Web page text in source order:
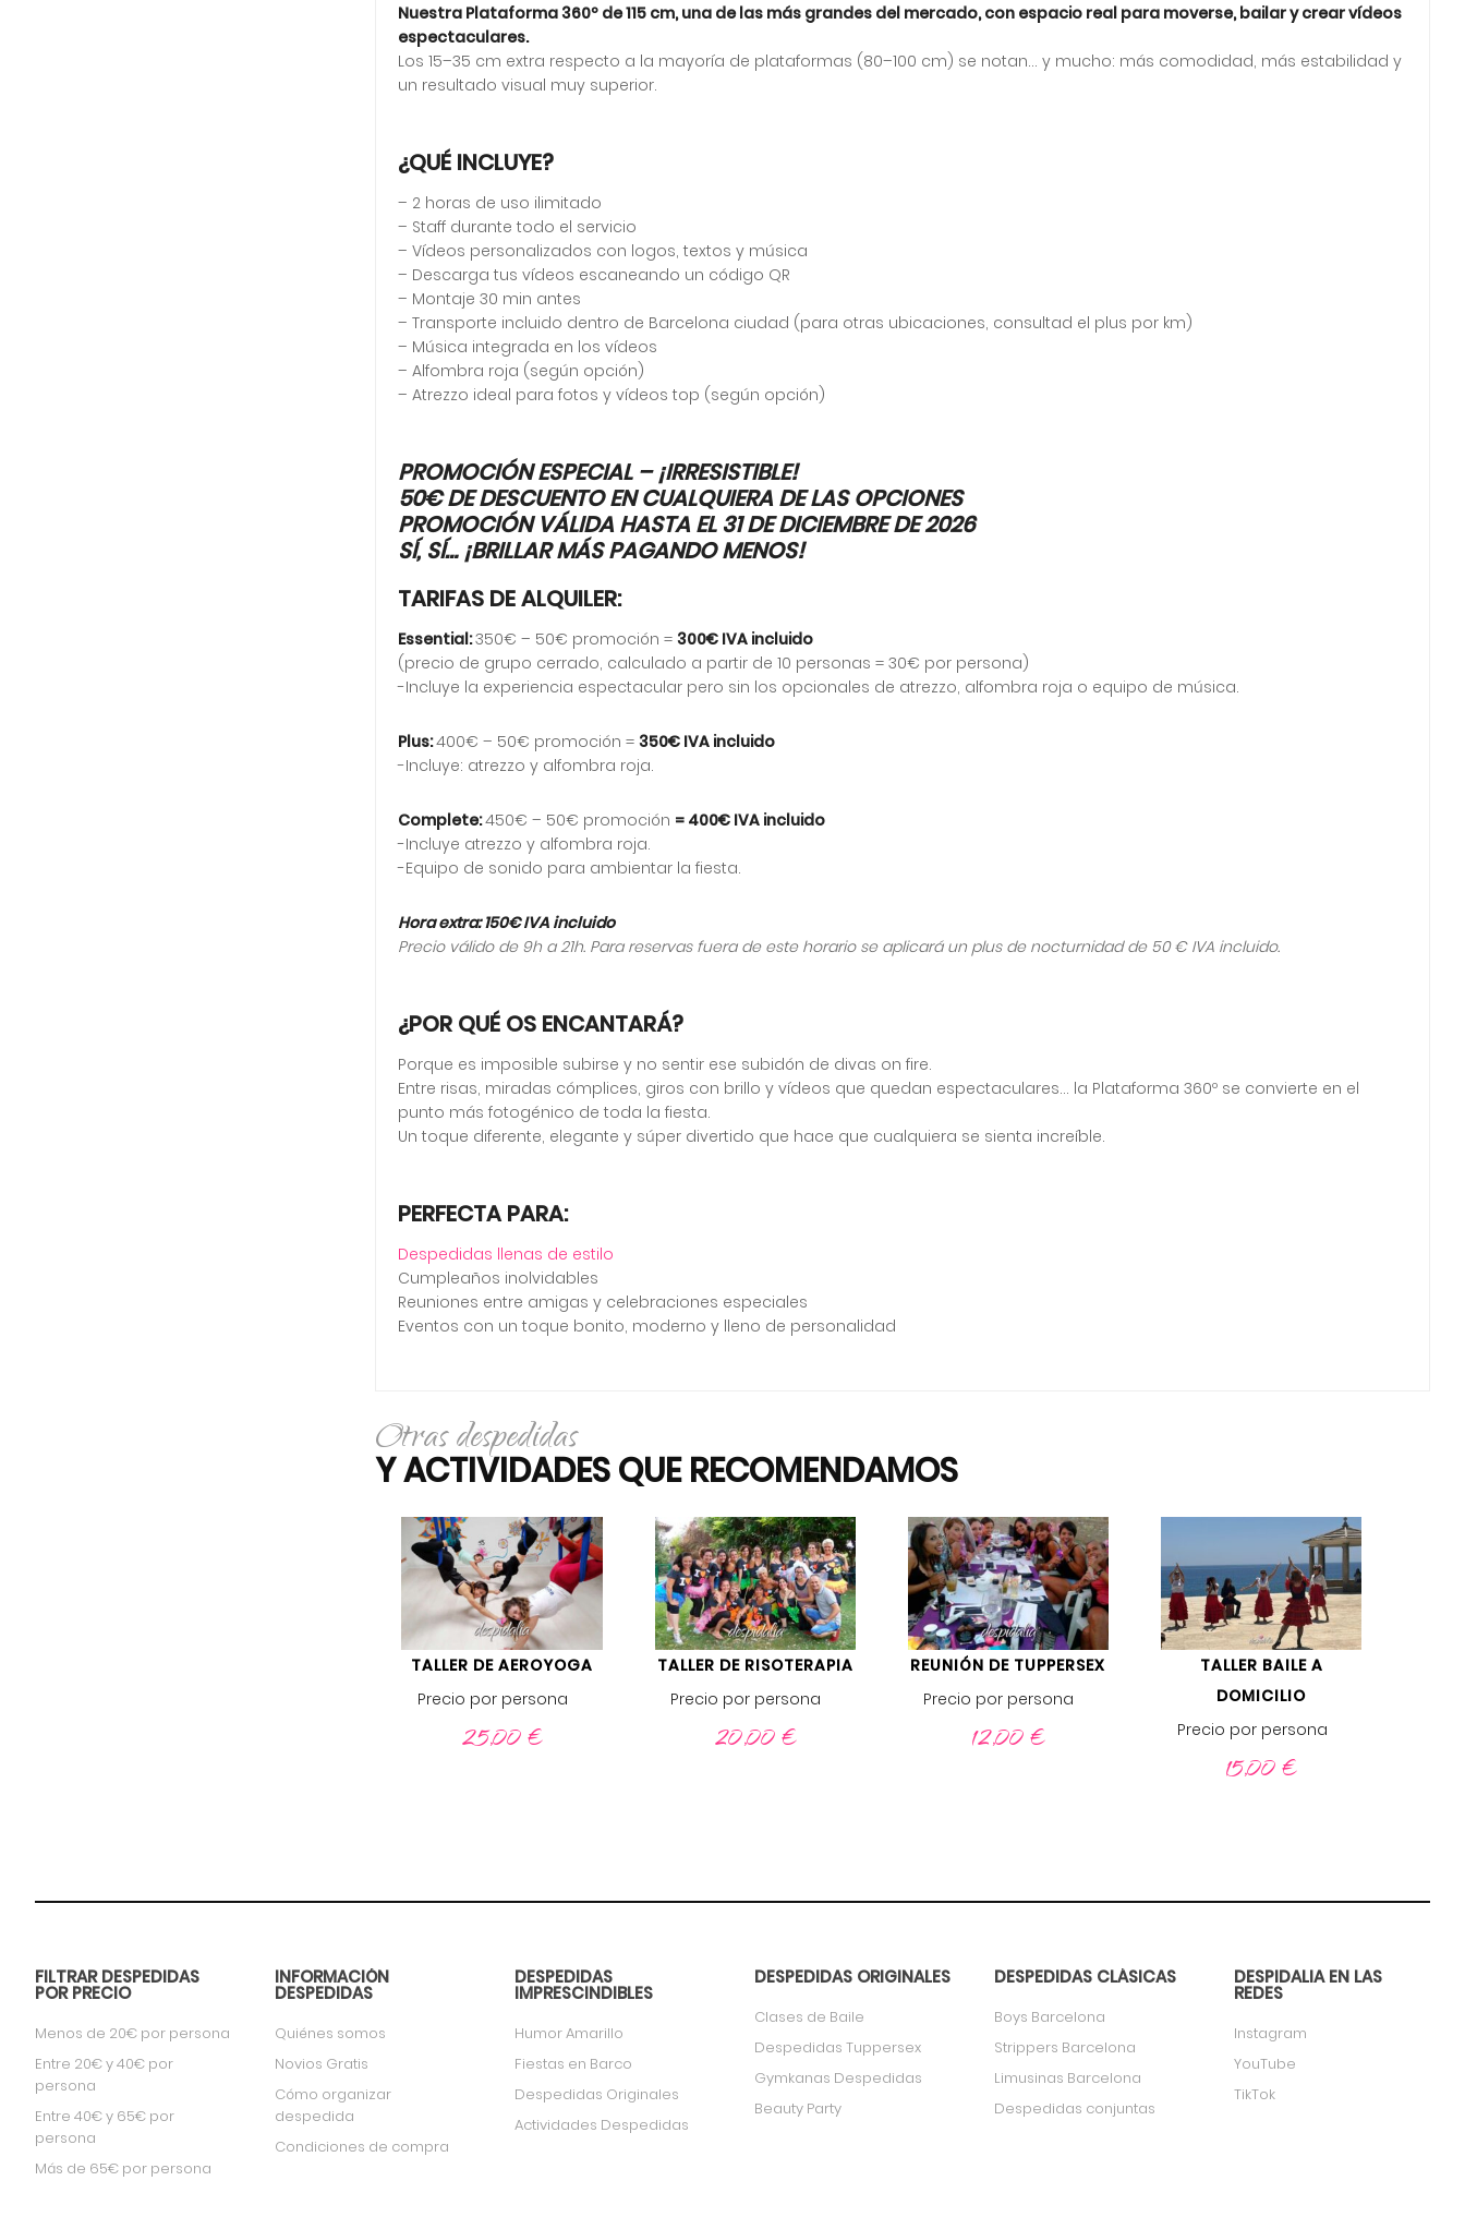
Nuestra Plataforma 360º de 115 cm, una de las más grandes del mercado, con espacio real para moverse, bailar y crear vídeos
espectaculares.
Los 15–35 cm extra respecto a la mayoría de plataformas (80–100 cm) se notan… y mucho: más comodidad, más estabilidad y
un resultado visual muy superior.
¿QUÉ INCLUYE?
– 2 horas de uso ilimitado
– Staff durante todo el servicio
– Vídeos personalizados con logos, textos y música
– Descarga tus vídeos escaneando un código QR
– Montaje 30 min antes
– Transporte incluido dentro de Barcelona ciudad (para otras ubicaciones, consultad el plus por km)
– Música integrada en los vídeos
– Alfombra roja (según opción)
– Atrezzo ideal para fotos y vídeos top (según opción)
PROMOCIÓN ESPECIAL – ¡IRRESISTIBLE!
50€ DE DESCUENTO EN CUALQUIERA DE LAS OPCIONES
PROMOCIÓN VÁLIDA HASTA EL 31 DE DICIEMBRE DE 2026
SÍ, SÍ… ¡BRILLAR MÁS PAGANDO MENOS!
TARIFAS DE ALQUILER:
Essential:350€ – 50€ promoción =300€ IVA incluido
(precio de grupo cerrado, calculado a partir de 10 personas = 30€ por persona)
-Incluye la experiencia espectacular pero sin los opcionales de atrezzo, alfombra roja o equipo de música.
Plus:400€ – 50€ promoción =350€ IVA incluido
-Incluye: atrezzo y alfombra roja.
Complete:450€ – 50€ promoción = 400€ IVA incluido
-Incluye atrezzo y alfombra roja.
-Equipo de sonido para ambientar la fiesta.
Hora extra: 150€ IVA incluido
Precio válido de 9h a 21h. Para reservas fuera de este horario se aplicará un plus de nocturnidad de 50 € IVA incluido.
¿POR QUÉ OS ENCANTARÁ?
Porque es imposible subirse y no sentir ese subidón de divas on fire.
Entre risas, miradas cómplices, giros con brillo y vídeos que quedan espectaculares… la Plataforma 360º se convierte en el
punto más fotogénico de toda la fiesta.
Un toque diferente, elegante y súper divertido que hace que cualquiera se sienta increíble.
PERFECTA PARA:
Despedidas llenas de estilo
Cumpleaños inolvidables
Reuniones entre amigas y celebraciones especiales
Eventos con un toque bonito, moderno y lleno de personalidad
Otras despedidas
Y ACTIVIDADES QUE RECOMENDAMOS
TALLER DE AEROYOGA
Precio por persona
25,00€
TALLER DE RISOTERAPIA
Precio por persona
20,00€
REUNIÓN DE TUPPERSEX
Precio por persona
12,00€
TALLER BAILE A
DOMICILIO
Precio por persona
15,00€
FILTRAR DESPEDIDAS
POR PRECIO
Menos de 20€ por persona
Entre 20€ y 40€ por
persona
Entre 40€ y 65€ por
persona
Más de 65€ por persona
INFORMACIÓN
DESPEDIDAS
Quiénes somos
Novios Gratis
Cómo organizar
despedida
Condiciones de compra
DESPEDIDAS
IMPRESCINDIBLES
Humor Amarillo
Fiestas en Barco
Despedidas Originales
Actividades Despedidas
DESPEDIDAS ORIGINALES
Clases de Baile
Despedidas Tuppersex
Gymkanas Despedidas
Beauty Party
DESPEDIDAS CLÁSICAS
Boys Barcelona
Strippers Barcelona
Limusinas Barcelona
Despedidas conjuntas
DESPIDALIA EN LAS
REDES
Instagram
YouTube
TikTok